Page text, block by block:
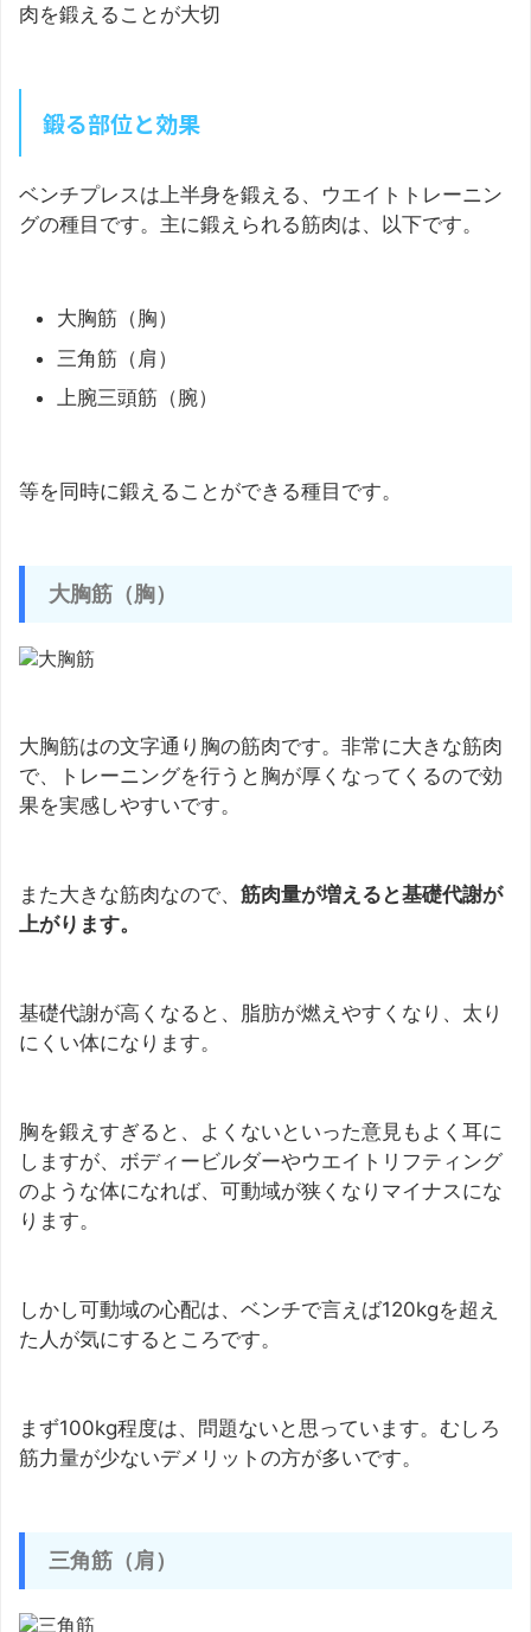
肉を鍛えることが大切
鍛る部位と効果
ベンチプレスは上半身を鍛える、ウエイトトレーニン
グの種目です。主に鍛えられる筋肉は、以下です。
大胸筋（胸）
三角筋（肩）
上腕三頭筋（腕）
等を同時に鍛えることができる種目です。
大胸筋（胸）
大胸筋はの文字通り胸の筋肉です。非常に大きな筋肉
で、トレーニングを行うと胸が厚くなってくるので効
果を実感しやすいです。
また大きな筋肉なので、 筋肉量が増えると基礎代謝が
上がります。
基礎代謝が高くなると、脂肪が燃えやすくなり、太り
にくい体になります。
胸を鍛えすぎると、よくないといった意見もよく耳に
しますが、ボディービルダーやウエイトリフティング
のような体になれば、可動域が狭くなりマイナスにな
ります。
しかし可動域の心配は、ベンチで言えば120kgを超え
た人が気にするところです。
まず100kg程度は、問題ないと思っています。むしろ
筋力量が少ないデメリットの方が多いです。
三角筋（肩）